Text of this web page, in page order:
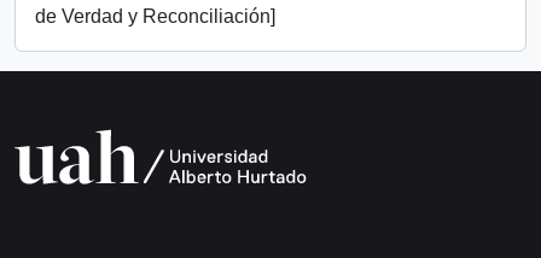
de Verdad y Reconciliación]